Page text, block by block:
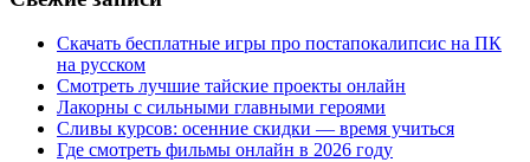
Скачать бесплатные игры про постапокалипсис на ПК
на русском
Смотреть лучшие тайские проекты онлайн
Лакорны с сильными главными героями
Сливы курсов: осенние скидки — время учиться
Где смотреть фильмы онлайн в 2026 году